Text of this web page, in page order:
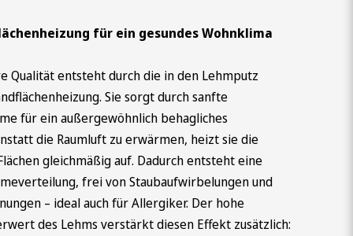
für ein gesundes Wohnklima
Qualität entsteht durch die in den Lehmputz
Sie sorgt durch sanfte
für ein außergewöhnlich behagliches
die Raumluft zu erwärmen, heizt sie die
gleichmäßig auf. Dadurch entsteht eine
frei von Staubaufwirbelungen und
– ideal auch für Allergiker. Der hohe
des Lehms verstärkt diesen Effekt zusätzlich: